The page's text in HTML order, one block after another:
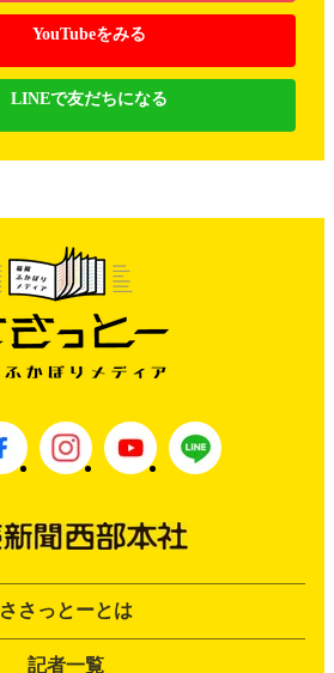
YouTubeをみる
LINEで友だちになる
ささっとーとは
記者一覧